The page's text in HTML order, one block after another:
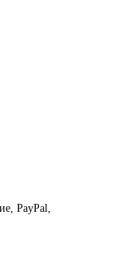
PayPal,